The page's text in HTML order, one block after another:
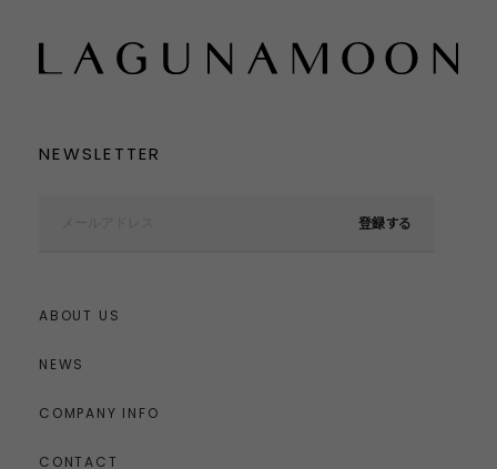
NEWSLETTER
登録する
ABOUT US
NEWS
COMPANY INFO
CONTACT